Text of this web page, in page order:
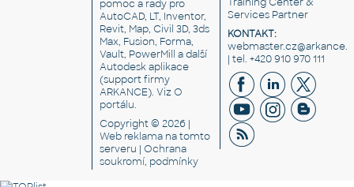
pomoc a rady pro
AutoCAD, LT, Inventor,
Revit, Map, Civil 3D, 3ds
Max, Fusion, Forma,
Vault, PowerMill a další
Autodesk aplikace
(support firmy
ARKANCE). VizO
portálu.
Copyright © 2026 |
Web reklama na tomto
serveru |Ochrana
soukromí, podmínky
Services Partner
KONTAKT:
| tel. +420 910 970 111